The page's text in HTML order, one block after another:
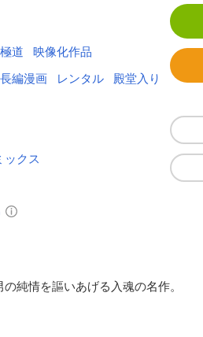
極道 映像化作品
長編漫画 レンタル 殿堂入り
ックス
純情を謳いあげる入魂の名作。